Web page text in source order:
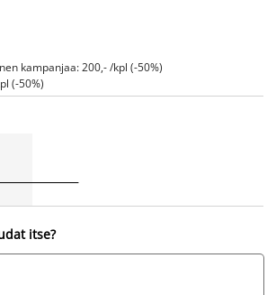
kampanjaa: 200,- /kpl (-50%)
(-50%)
itse?